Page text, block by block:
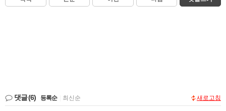
댓글(6) 등록순 최신순 새로고침